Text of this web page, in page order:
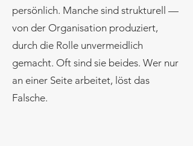
persönlich. Manche sind strukturell —
von der Organisation produziert,
durch die Rolle unvermeidlich
gemacht. Oft sind sie beides. Wer nur
an einer Seite arbeitet, löst das
Falsche.